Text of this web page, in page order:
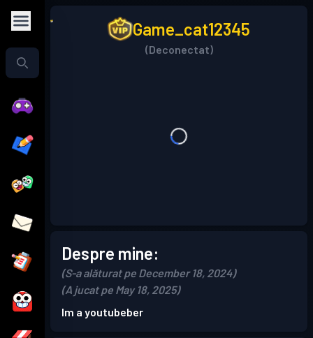
Game_cat12345
(Deconectat)
Despre mine:
(S-a alăturat pe December 18, 2024)
(A jucat pe May 18, 2025)
Im a youtubeber